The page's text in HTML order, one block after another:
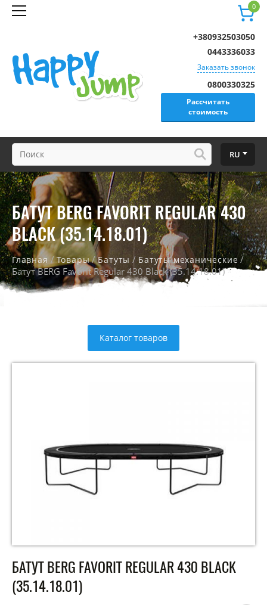
0
0800330325
Рассчитать
стоимость
+380932503050
0443336033
Заказать звонок
RU
БАТУТ BERG FAVORIT REGULAR 430
BLACK (35.14.18.01)
Главная /Товары/Батуты /Батуты механические /
Батут BERG Favorit Regular 430 Black (35.14.18.01)
Каталог товаров
БАТУТ BERG FAVORIT REGULAR 430 BLACK
(35.14.18.01)